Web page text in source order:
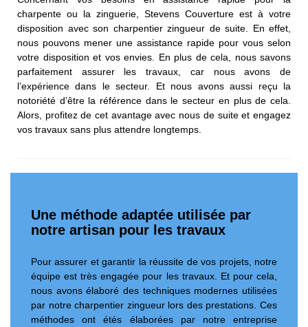
charpente ou la zinguerie, Stevens Couverture est à votre
disposition avec son charpentier zingueur de suite. En effet,
nous pouvons mener une assistance rapide pour vous selon
votre disposition et vos envies. En plus de cela, nous savons
parfaitement assurer les travaux, car nous avons de
l’expérience dans le secteur. Et nous avons aussi reçu la
notoriété d’être la référence dans le secteur en plus de cela.
Alors, profitez de cet avantage avec nous de suite et engagez
vos travaux sans plus attendre longtemps.
Une méthode adaptée utilisée par
notre artisan pour les travaux
Pour assurer et garantir la réussite de vos projets, notre
équipe est très engagée pour les travaux. Et pour cela,
nous avons élaboré des techniques modernes utilisées
par notre charpentier zingueur lors des prestations. Ces
méthodes ont étés élaborées par notre entreprise